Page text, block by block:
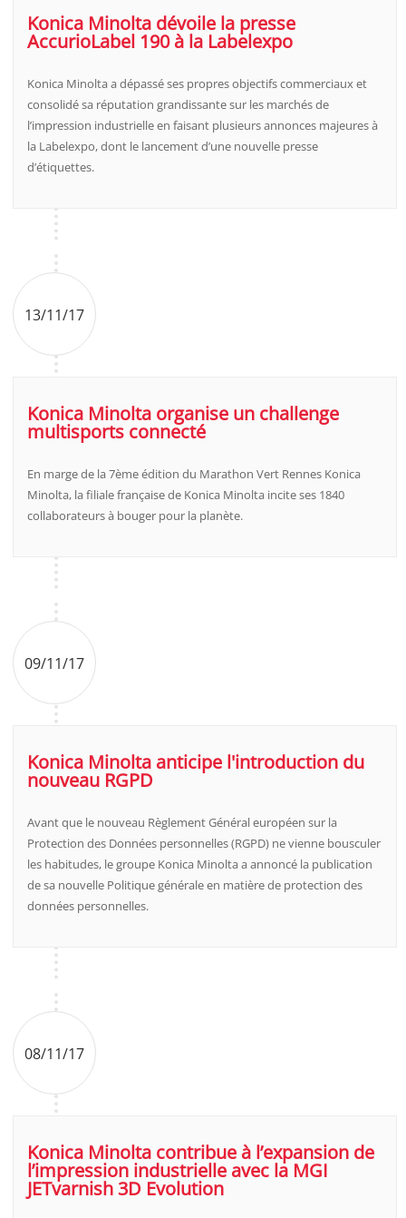
Konica Minolta dévoile la presse
AccurioLabel 190 à la Labelexpo
Konica Minolta a dépassé ses propres objectifs commerciaux et
consolidé sa réputation grandissante sur les marchés de
l’impression industrielle en faisant plusieurs annonces majeures à
la Labelexpo, dont le lancement d’une nouvelle presse
d’étiquettes.
13/11/17
Konica Minolta organise un challenge
multisports connecté
En marge de la 7ème édition du Marathon Vert Rennes Konica
Minolta, la filiale française de Konica Minolta incite ses 1840
collaborateurs à bouger pour la planète.
09/11/17
Konica Minolta anticipe l'introduction du
nouveau RGPD
Avant que le nouveau Règlement Général européen sur la
Protection des Données personnelles (RGPD) ne vienne bousculer
les habitudes, le groupe Konica Minolta a annoncé la publication
de sa nouvelle Politique générale en matière de protection des
données personnelles.
08/11/17
Konica Minolta contribue à l’expansion de
l’impression industrielle avec la MGI
JETvarnish 3D Evolution